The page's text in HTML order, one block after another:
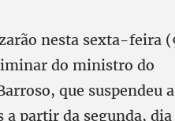
nesta sexta-feira
do ministro do
que suspendeu
partir da segunda, dia